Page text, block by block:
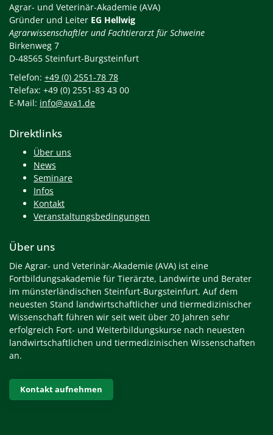
Agrar- und Veterinär-Akademie (AVA)
Gründer und Leiter EG Hellwig
Agrarwissenschaftler und Fachtierarzt für Schweine
Birkenweg 7
D-48565 Steinfurt-Burgsteinfurt
Telefon: +49 (0) 2551-78 78
Telefax: +49 (0) 2551-83 43 00
E-Mail: info@ava1.de
Direktlinks
Über uns
News
Seminare
Infos
Kontakt
Veranstaltungsbedingungen
Über uns
Die Agrar- und Veterinär-Akademie (AVA) ist eine
Fortbildungsakademie für Tierärzte, Landwirte und Berater
im münsterländischen Steinfurt-Burgsteinfurt. Auf dem
neuesten Stand landwirtschaftlicher und tiermedizinischer
Wissenschaft führen wir seit weit über 20 Jahren sehr
erfolgreich Fort- und Weiterbildungskurse nach neuesten
landwirtschaftlichen und tiermedizinischen Wissenschaften
an.
Kontakt aufnehmen